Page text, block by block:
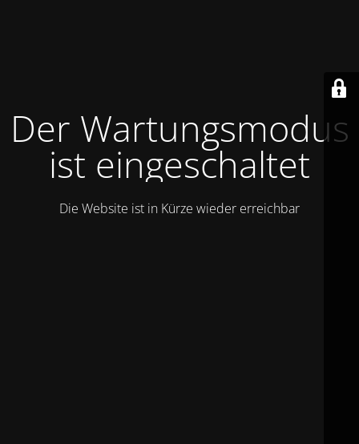
Der Wartungsmodus
ist eingeschaltet
Die Website ist in Kürze wieder erreichbar